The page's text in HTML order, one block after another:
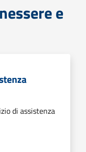
e
di assistenza